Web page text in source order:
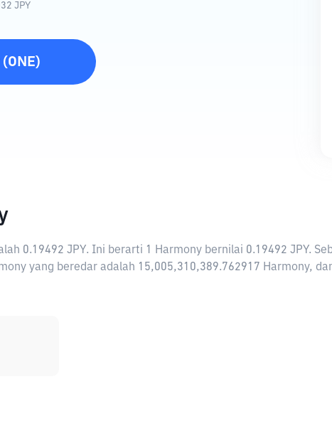
JPY
ONE)
0.19492 JPY. Ini berarti 1 Harmony bernilai 0.19492 JPY.
yang beredar adalah 15,005,310,389.762917 Harmony,